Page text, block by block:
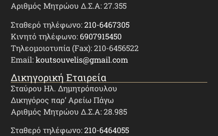
Αριθμός Μητρώου Δ.Σ.Α: 27.355
Σταθερό τηλέφωνο:210-6467305
Κινητό τηλέφωνο: 6907915450
Τηλεομοιοτυπία (Fax): 210-6456522
Email:koutsouvelis@gmail.com
Δικηγορική Εταιρεία
Σταύρου Ηλ. Δημητρόπουλου
Δικηγόρος παρ’ Αρείω Πάγω
Αριθμός Μητρώου Δ.Σ.Α: 28.985
Σταθερό τηλέφωνο:210-6464055